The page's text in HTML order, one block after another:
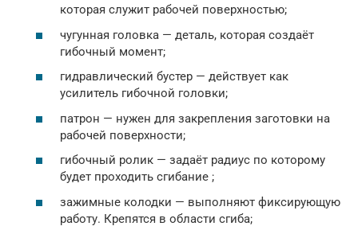
которая служит рабочей поверхностью;
чугунная головка — деталь, которая создаёт
гибочный момент;
гидравлический бустер — действует как
усилитель гибочной головки;
патрон — нужен для закрепления заготовки на
рабочей поверхности;
гибочный ролик — задаёт радиус по которому
будет проходить сгибание ;
зажимные колодки — выполняют фиксирующую
работу. Крепятся в области сгиба;